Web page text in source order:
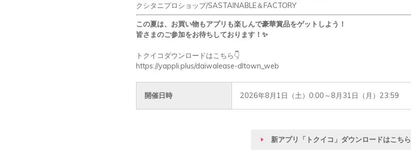
クシタニプロショップ/SASTAINABLE＆FACTORY
この夏は、お買い物もアプリも楽しんで豪華賞品をゲットしよう！
皆さまのご参加をお待ちしております！ ✨
トクイコダウンロードはこちら👇
https://yappli.plus/daiwalease-dltown_web
開催日時 2026年8月1日（土）0:00～8月31日（月）23:59
新アプリ「トクイコ」ダウンロードはこちら